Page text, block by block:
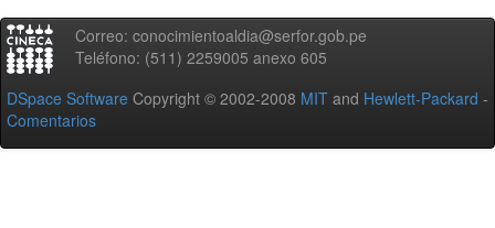
Correo: conocimientoaldia@serfor.gob.pe
Teléfono: (511) 2259005 anexo 605
DSpace Software Copyright © 2002-2008 MIT and Hewlett-Packard -
Comentarios